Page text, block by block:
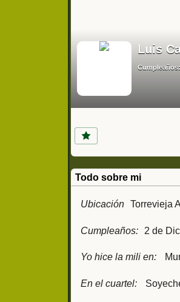
Luis
Cumpleaños:
Todo sobre mi
Ubicación Torrevieja
Cumpleaños: 2 de
Yo hice la mili en:
En el cuartel: